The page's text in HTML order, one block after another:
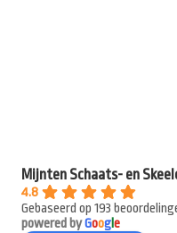
Mijnten Schaats- en
4.8
Gebaseerd op 193
powered byGooge